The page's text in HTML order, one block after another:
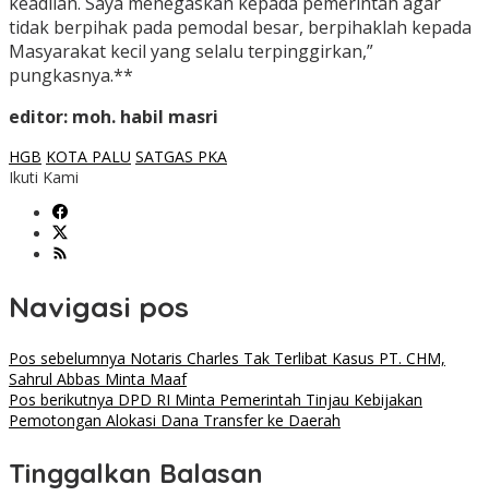
tidak berpihak pada pemodal besar, berpihaklah kepada
Masyarakat kecil yang selalu terpinggirkan,”
pungkasnya.**
editor: moh. habil masri
HGB KOTA PALU SATGAS PKA
Ikuti Kami
Navigasi pos
Pos sebelumnya Notaris Charles Tak Terlibat Kasus PT. CHM,
Sahrul Abbas Minta Maaf
Pos berikutnya DPD RI Minta Pemerintah Tinjau Kebijakan
Pemotongan Alokasi Dana Transfer ke Daerah
Tinggalkan Balasan